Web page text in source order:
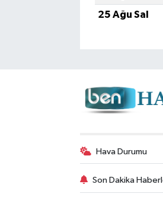
25 Ağu Sal
Hava Durumu
Son Dakika